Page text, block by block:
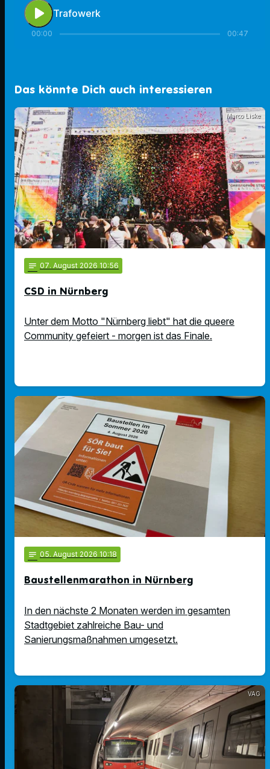
play_arrow Trafowerk
00:00 00:47
Das könnte Dich auch interessieren
Marco Liske
notes 07. August 2026 10:56
CSD in Nürnberg
Unter dem Motto "Nürnberg liebt" hat die queere
Community gefeiert - morgen ist das Finale.
notes 05. August 2026 10:18
Baustellenmarathon in Nürnberg
In den nächste 2 Monaten werden im gesamten
Stadtgebiet zahlreiche Bau- und
Sanierungsmaßnahmen umgesetzt.
VAG